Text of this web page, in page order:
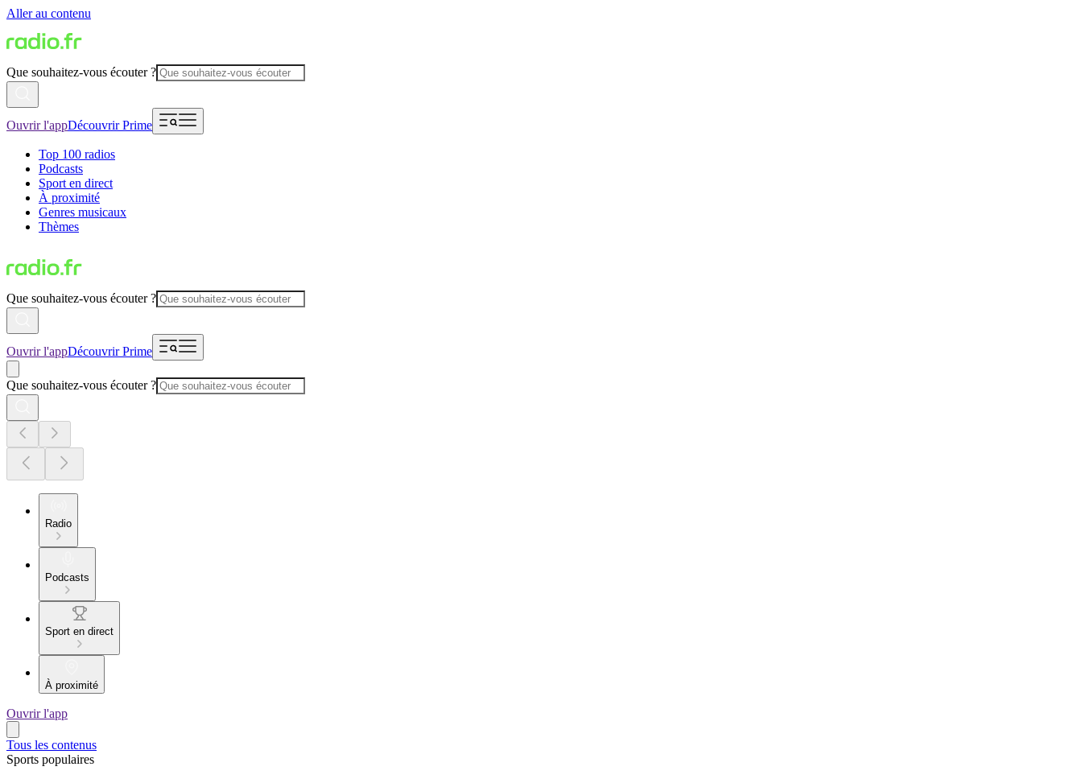
Aller au contenu
Que souhaitez-vous écouter ?
Ouvrir l'appDécouvrir Prime
Top 100 radios
Podcasts
Sport en direct
À proximité
Genres musicaux
Thèmes
Que souhaitez-vous écouter ?
Ouvrir l'appDécouvrir Prime
Que souhaitez-vous écouter ?
Radio
Podcasts
Sport en direct
À proximité
Ouvrir l'app
Tous les contenus
Sports populaires